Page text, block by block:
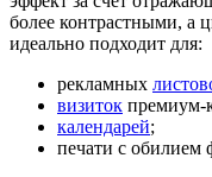
более контрастными, а
идеально подходит для:
рекламных
визиток премиум-
календарей;
печати с обилием